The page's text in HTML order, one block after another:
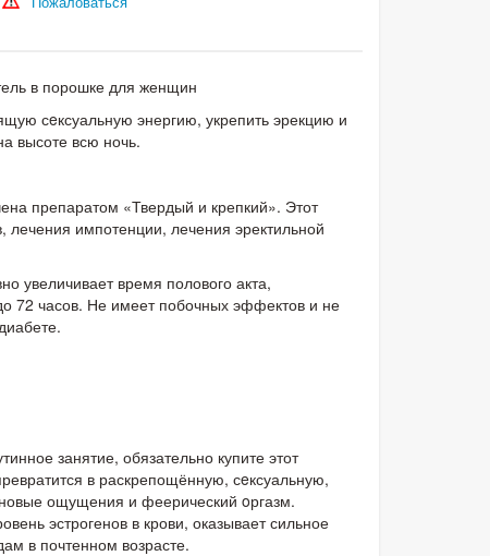
в порошке для женщин
сeксуальную энергию, укрепить эрекцию и
высоте всю ночь.
препаратом «Твердый и крепкий». Этот
лечения импотенции, лечения эректильной
увеличивает время полового акта,
72 часов. Не имеет побочных эффектов и не
занятие, обязательно купите этот
в раскрепощённую, сeксуальную,
ощущения и феерический oргазм.
эстрогенов в крови, оказывает сильное
в почтенном возрасте.